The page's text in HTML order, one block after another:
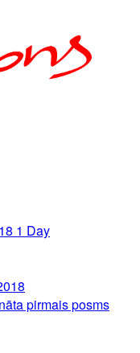
1 Day
pirmais posms